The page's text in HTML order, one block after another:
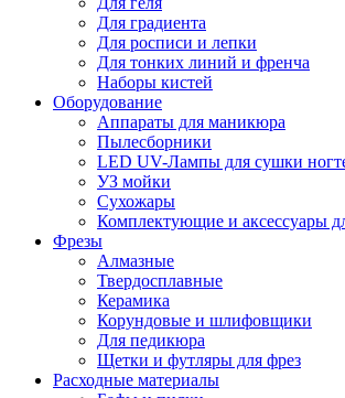
Для градиента
Для росписи и лепки
Для тонких линий и френча
Наборы кистей
Оборудование
Аппараты для маникюра
Пылесборники
LED UV-Лампы для сушки
УЗ мойки
Сухожары
Комплектующие и аксессуары
Фрезы
Алмазные
Твердосплавные
Керамика
Корундовые и шлифовщики
Для педикюра
Щетки и футляры для фрез
Расходные материалы